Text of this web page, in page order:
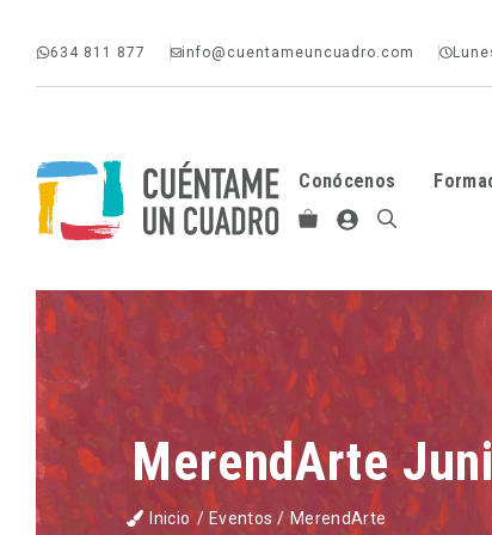
Saltar
al
634 811 877 info@cuentameuncuadro.com
Conócenos
MerendArte
Inicio / Eventos / MerendArte